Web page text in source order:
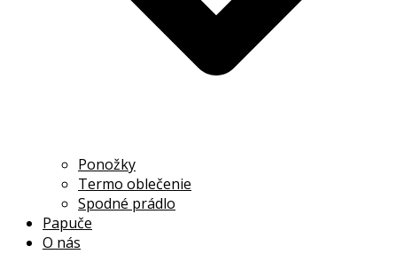
Ponožky
Termo oblečenie
Spodné prádlo
Papuče
O nás